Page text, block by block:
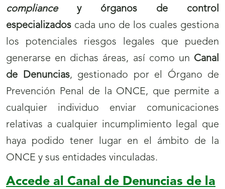
compliancey órganos de control
especializados cada uno de los cuales gestiona
los potenciales riesgos legales que pueden
generarse en dichas áreas, así como un Canal
de Denuncias, gestionado por el Órgano de
Prevención Penal de la ONCE, que permite a
cualquier individuo enviar comunicaciones
relativas a cualquier incumplimiento legal que
haya podido tener lugar en el ámbito de la
ONCE y sus entidades vinculadas.
Accede al Canal de Denuncias de la